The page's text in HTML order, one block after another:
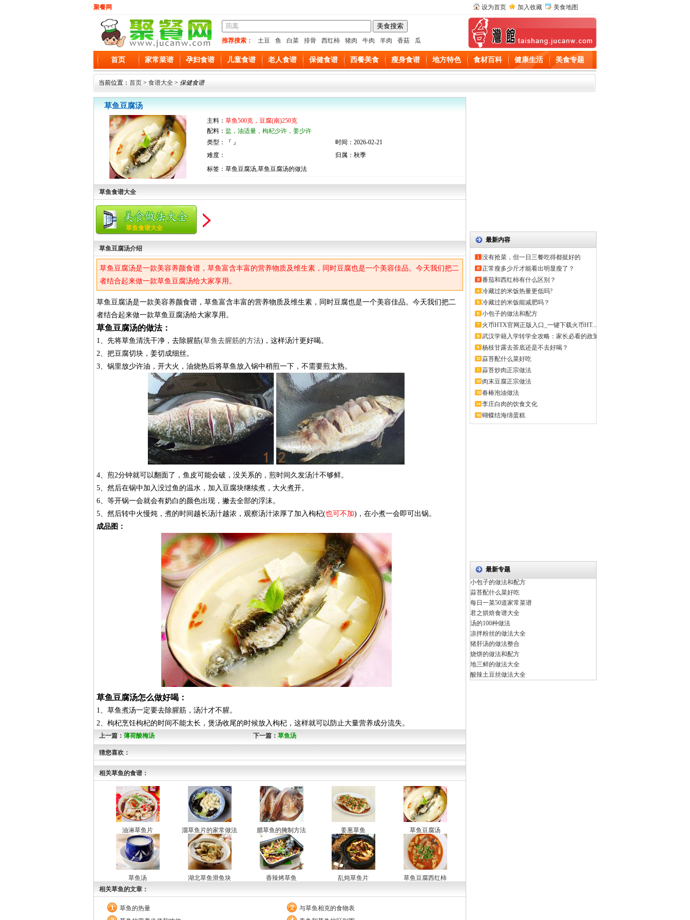
聚餐网 设为首页 加入收藏 美食地图
推荐搜索： 土豆 鱼 白菜 排骨 西红柿 猪肉 牛肉 羊肉 香菇 瓜
首页 家常菜谱 孕妇食谱 儿童食谱 老人食谱 保健食谱 西餐美食 瘦身食谱 地方特色 食材百科 健康生活 美食专题
当前位置： 首页 > 食谱大全 > 保健食谱
草鱼豆腐汤
主料： 草鱼500克，豆腐(南)250克
配料： 盐，油适量，枸杞少许，姜少许
类型：『 』
时间：2026-02-21
难度：
归属：秋季
标签：草鱼豆腐汤,草鱼豆腐汤的做法
草鱼食谱大全
草鱼食谱大全
草鱼豆腐汤介绍
草鱼豆腐汤是一款美容养颜食谱，草鱼富含丰富的营养物质及维生素，同时豆腐也是一个美容佳品。今天我们把二
者结合起来做一款草鱼豆腐汤给大家享用。
草鱼豆腐汤是一款美容养颜食谱，草鱼富含丰富的营养物质及维生素，同时豆腐也是一个美容佳品。今天我们把二
者结合起来做一款草鱼豆腐汤给大家享用。
草鱼豆腐汤的做法：
1、先将草鱼清洗干净，去除腥筋(草鱼去腥筋的方法)，这样汤汁更好喝。
2、把豆腐切块，姜切成细丝。
3、锅里放少许油，开大火，油烧热后将草鱼放入锅中稍煎一下，不需要煎太熟。
4、煎2分钟就可以翻面了，鱼皮可能会破，没关系的，煎时间久发汤汁不够鲜。
5、然后在锅中加入没过鱼的温水，加入豆腐块继续煮，大火煮开。
6、等开锅一会就会有奶白的颜色出现，撇去全部的浮沫。
5、然后转中火慢炖，煮的时间越长汤汁越浓，观察汤汁浓厚了加入枸杞(也可不加)，在小煮一会即可出锅。
成品图：
草鱼豆腐汤怎么做好喝：
1、草鱼煮汤一定要去除腥筋，汤汁才不腥。
2、枸杞烹饪枸杞的时间不能太长，煲汤收尾的时候放入枸杞，这样就可以防止大量营养成分流失。
上一篇： 薄荷酸梅汤 下一篇： 草鱼汤
猜您喜欢：
相关草鱼的食谱：
油淋草鱼片 溜草鱼片的家常做法 腊草鱼的腌制方法 姜葱草鱼 草鱼豆腐汤
草鱼汤 湖北草鱼滑鱼块 香辣烤草鱼 乱炖草鱼片
草鱼豆腐西红柿
相关草鱼的文章：
草鱼的热量
与草鱼相克的食物表
最新内容
没有抢菜，但一日三餐吃得都挺好的
正常瘦多少斤才能看出明显瘦了？
番茄和西红柿有什么区别？
冷藏过的米饭热量更低吗?
冷藏过的米饭能减肥吗？
小包子的做法和配方
火币HTX官网正版入口_一键下载火币HT...
武汉学籍入学转学全攻略：家长必看的政策
解...
杨枝甘露去茶底还是不去好喝？
蒜苔配什么菜好吃
蒜苔炒肉正宗做法
肉末豆腐正宗做法
春椿泡油做法
李庄白肉的饮食文化
蝴蝶结海绵蛋糕
最新专题
小包子的做法和配方
蒜苔配什么菜好吃
每日一菜50道家常菜谱
君之烘焙食谱大全
汤的100种做法
凉拌粉丝的做法大全
猪肝汤的做法整合
烧饼的做法和配方
地三鲜的做法大全
酸辣土豆丝做法大全